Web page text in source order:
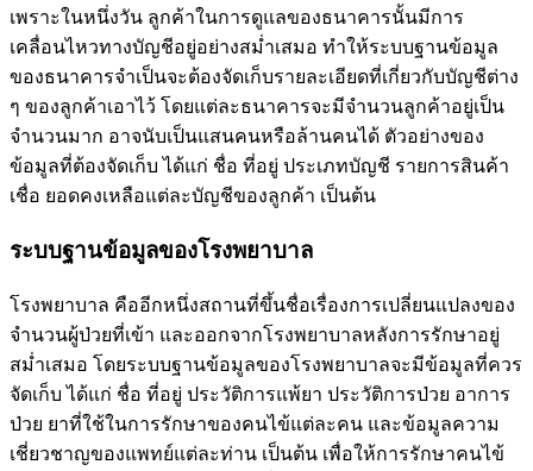
เพราะในหนึ่งวัน ลูกค้าในการดูแลของธนาคารนั้นมีการ
เคลื่อนไหวทางบัญชีอยู่อย่างสม่ำเสมอ ทำให้ระบบฐานข้อมูล
ของธนาคารจำเป็นจะต้องจัดเก็บรายละเอียดที่เกี่ยวกับบัญชีต่าง
ๆ ของลูกค้าเอาไว้ โดยแต่ละธนาคารจะมีจำนวนลูกค้าอยู่เป็น
จำนวนมาก อาจนับเป็นแสนคนหรือล้านคนได้ ตัวอย่างของ
ข้อมูลที่ต้องจัดเก็บ ได้แก่ ชื่อ ที่อยู่ ประเภทบัญชี รายการสินค้า
เชื่อ ยอดคงเหลือแต่ละบัญชีของลูกค้า เป็นต้น
ระบบฐานข้อมูลของโรงพยาบาล
โรงพยาบาล คืออีกหนึ่งสถานที่ขึ้นชื่อเรื่องการเปลี่ยนแปลงของ
จำนวนผู้ป่วยที่เข้า และออกจากโรงพยาบาลหลังการรักษาอยู่
สม่ำเสมอ โดยระบบฐานข้อมูลของโรงพยาบาลจะมีข้อมูลที่ควร
จัดเก็บ ได้แก่ ชื่อ ที่อยู่ ประวัติการแพ้ยา ประวัติการป่วย อาการ
ป่วย ยาที่ใช้ในการรักษาของคนไข้แต่ละคน และข้อมูลความ
เชี่ยวชาญของแพทย์แต่ละท่าน เป็นต้น เพื่อให้การรักษาคนไข้